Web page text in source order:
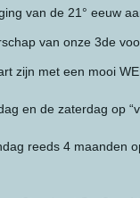
van de 21° eeuw
van onze 3de
met een mooi
en de zaterdag op
reeds 4 maanden